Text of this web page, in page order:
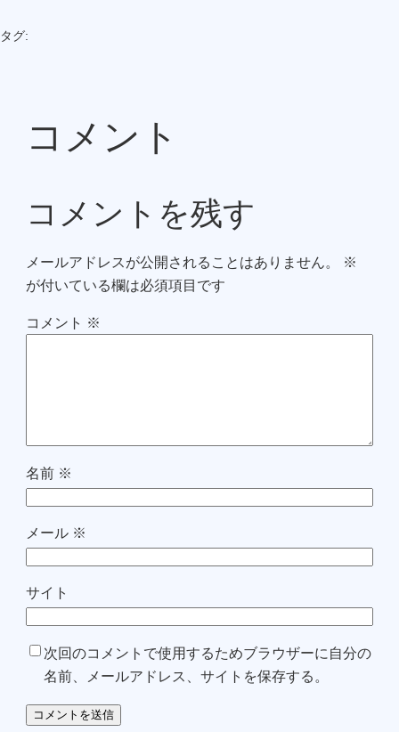
タグ:
コメント
コメントを残す
メールアドレスが公開されることはありません。
※
が付いている欄は必須項目です
コメント ※
名前 ※
メール ※
サイト
次回のコメントで使用するためブラウザーに自分の
名前、メールアドレス、サイトを保存する。